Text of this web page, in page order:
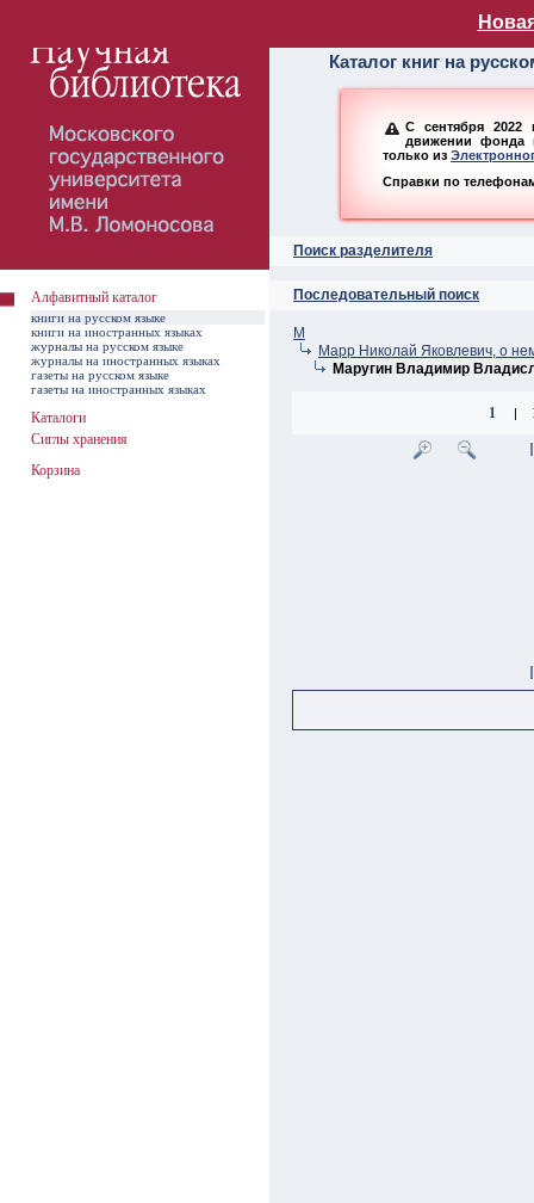
Алфавитный
Каталог книг на
С сентября 2022
движении фонда
только из
Справки по
Поиск разделителя
Последовательный поиск
М
Марр Николай Яковлевич, о
Маругин Владимир
1 |
Алфавитный каталог
книги на русском языке
книги на иностранных языках
журналы на русском языке
журналы на иностранных языках
газеты на русском языке
газеты на иностранных языках
Каталоги
Сиглы хранения
Корзина